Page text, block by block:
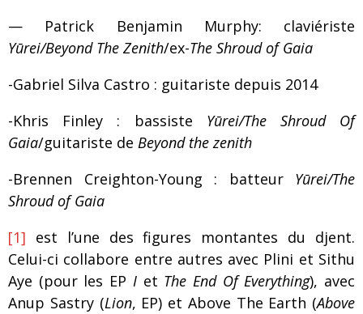
— Patrick Benjamin Murphy: claviériste
Yūrei/Beyond The Zenith/ex-The Shroud of Gaia
-Gabriel Silva Castro : guitariste depuis 2014
-Khris Finley : bassiste Yūrei/The Shroud Of
Gaia/guitariste de Beyond the zenith
-Brennen Creighton-Young : batteur Yūrei/The
Shroud of Gaia
[1] est l’une des figures montantes du djent.
Celui-ci collabore entre autres avec Plini et Sithu
Aye (pour les EP Iet The End Of Everything), avec
Anup Sastry (Lion, EP) et Above The Earth (Above